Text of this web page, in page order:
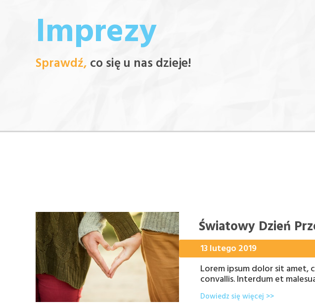
Światowy Dzień
13 lutego 2019
Lorem ipsum dolor sit amet,
convallis. Interdum et
Dowiedz się więcej >>
Imprezy
Sprawdź,co się u nas dzieje!